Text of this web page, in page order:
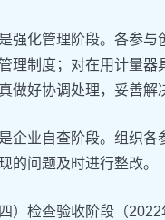
强化管理阶段。各参
理制度；对在用计量器
做好协调处理，妥善解
企业自查阶段。组织各
的问题及时进行整改。
四）检查验收阶段（